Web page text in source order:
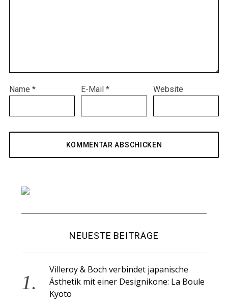
Name * E-Mail* Website
NEUESTE BEITRÄGE
Villeroy & Boch verbindet japanische
Ästhetik mit einer Designikone: La Boule
Kyoto